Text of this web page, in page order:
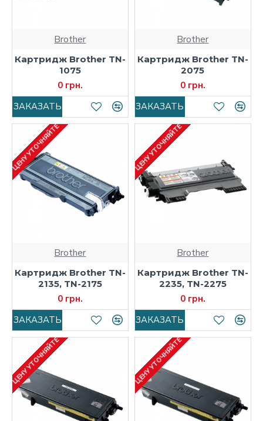
Brother
Картридж Brother TN-
1075
0 грн.
ЗАКАЗАТЬ
Brother
Картридж Brother TN-
2075
0 грн.
ЗАКАЗАТЬ
ЦЕНУ УТОЧНЯЙТЕ
Brother
Картридж Brother TN-
2135, TN-2175
0 грн.
ЗАКАЗАТЬ
ЦЕНУ УТОЧНЯЙТЕ
Brother
Картридж Brother TN-
2235, TN-2275
0 грн.
ЗАКАЗАТЬ
ЦЕНУ УТОЧНЯЙТЕ ЦЕНУ УТОЧНЯЙТЕ